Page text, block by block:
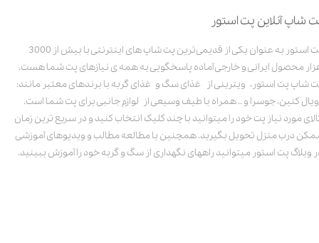
شاپ آنلاین پت استور
پت استور به عنوان یکی از قدیمی‌ترین پت شاپ های اینترنتی با بیش از 3000
محصول ایرانی و خارجی آماده پاسخگویی به همه ی نیازهای پت شما هست.
شاپ پت استور، ویترینی از غذای سگ و غذای گربه با برندهای معتبر مانند:
کنین، جوسرا و .. همراه با طیف وسیعی از لوازم جانبی برای پت شما است.
مورد نیاز پت خود را میتوانید با چند کلیک انتخاب کنید و در سریع ترین زمان
درب منزل تحویل بگیرید. همچنین با مطالعه مطالب و ویدیوهای آموزشی
وبلاگ پت استور میتوانید راههای نگهداری از سگ و گربه خود را آموزش ببینید.